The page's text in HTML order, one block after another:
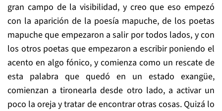
gran campo de la visibilidad, y creo que eso empezó
con la aparición de la poesía mapuche, de los poetas
mapuche que empezaron a salir por todos lados, y con
los otros poetas que empezaron a escribir poniendo el
acento en algo fónico, y comienza como un rescate de
esta palabra que quedó en un estado exangüe,
comienzan a tironearla desde otro lado, a activar un
poco la oreja y tratar de encontrar otras cosas. Quizá lo